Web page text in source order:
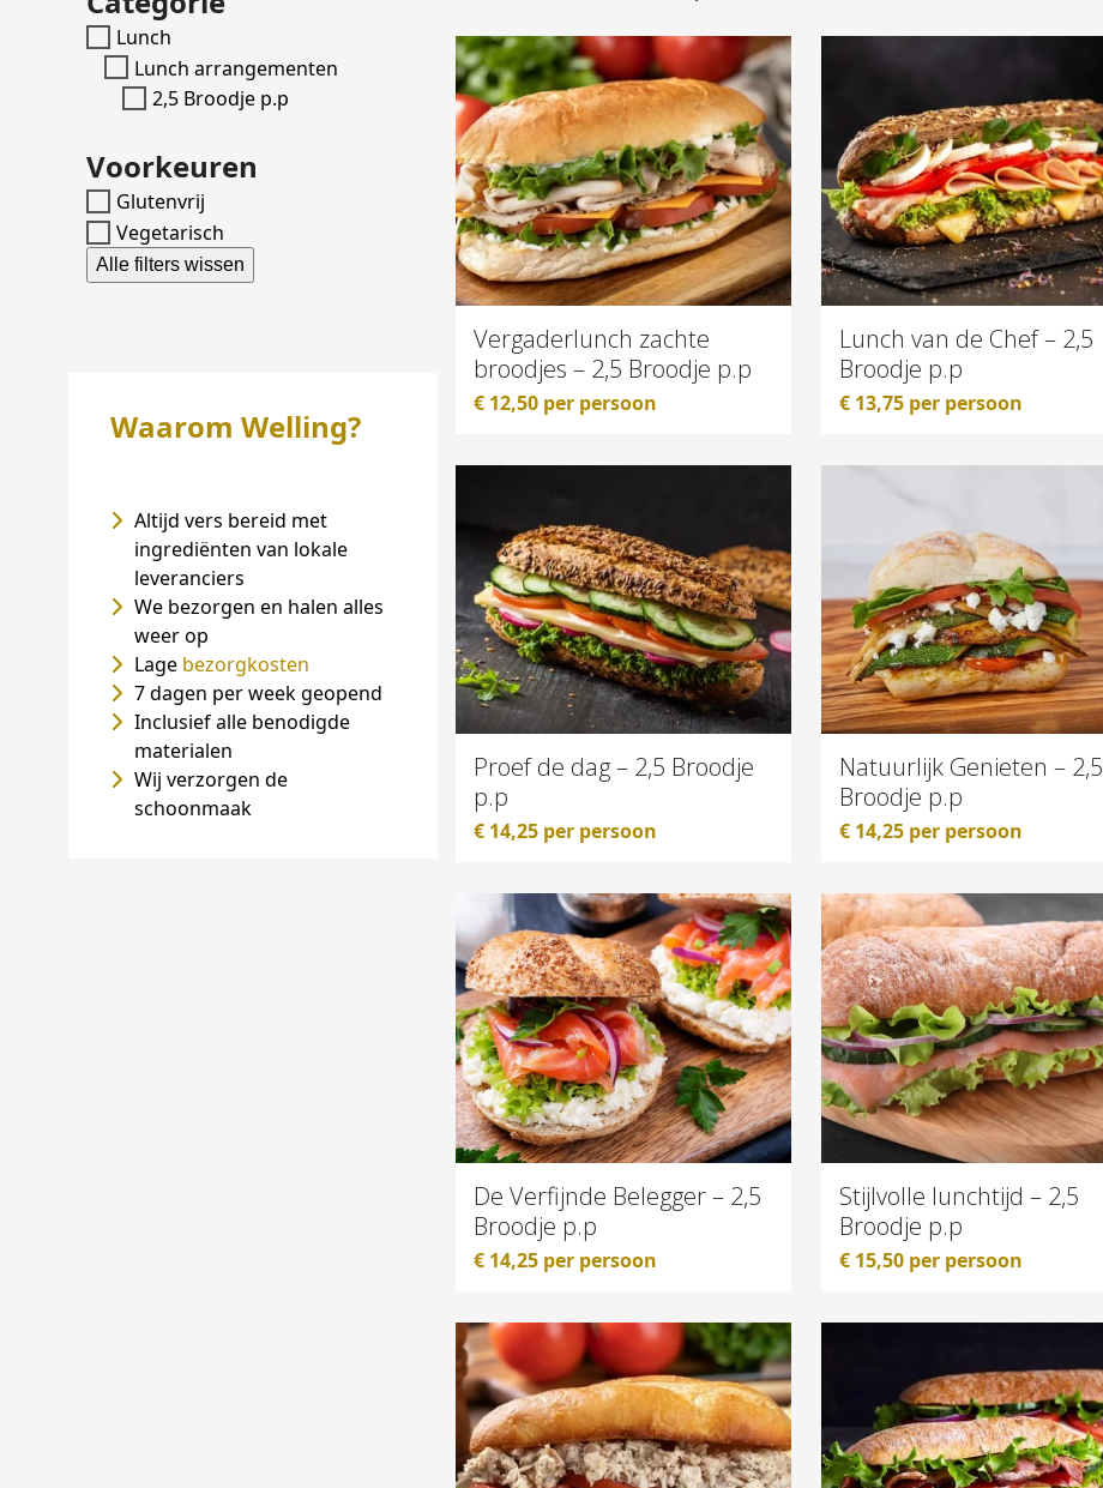
Lunch
Lunch arrangementen
2,5 Broodje p.p
Voorkeuren
Glutenvrij
Vegetarisch
Alle filters wissen
Waarom Welling?
Altijd vers bereid met
ingrediënten van lokale
leveranciers
We bezorgen en halen alles
weer op
Lage bezorgkosten
7 dagen per week geopend
Inclusief alle benodigde
materialen
Wij verzorgen de
schoonmaak
Vergaderlunch zachte
broodjes – 2,5 Broodje p.p
€12,50per persoon
Lunch van de Chef – 2,5
Broodje p.p
€ 13,75 per persoon
Proef de dag – 2,5 Broodje
p.p
€14,25per persoon
Natuurlijk Genieten – 2,5
Broodje p.p
€ 14,25 per persoon
De Verfijnde Belegger – 2,5
Broodje p.p
€14,25per persoon
Stijlvolle lunchtijd – 2,5
Broodje p.p
€ 15,50 per persoon